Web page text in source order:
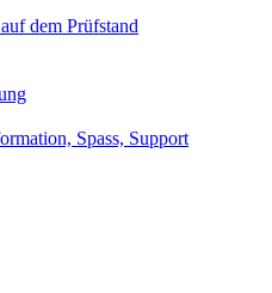
dem Prüfstand
Spass, Support